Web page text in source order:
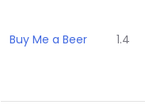
Buy Me a Beer 1.4